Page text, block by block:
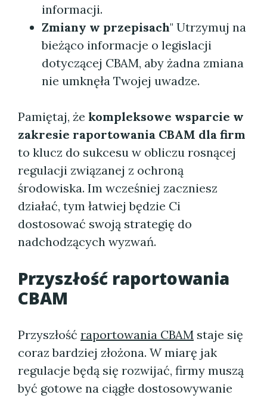
informacji.
Zmiany w przepisach" Utrzymuj na
bieżąco informacje o legislacji
dotyczącej CBAM, aby żadna zmiana
nie umknęła Twojej uwadze.
Pamiętaj, że kompleksowe wsparcie w
zakresie raportowania CBAM dla firm
to klucz do sukcesu w obliczu rosnącej
regulacji związanej z ochroną
środowiska. Im wcześniej zaczniesz
działać, tym łatwiej będzie Ci
dostosować swoją strategię do
nadchodzących wyzwań.
Przyszłość raportowania
CBAM
Przyszłość raportowania CBAM staje się
coraz bardziej złożona. W miarę jak
regulacje będą się rozwijać, firmy muszą
być gotowe na ciągłe dostosowywanie